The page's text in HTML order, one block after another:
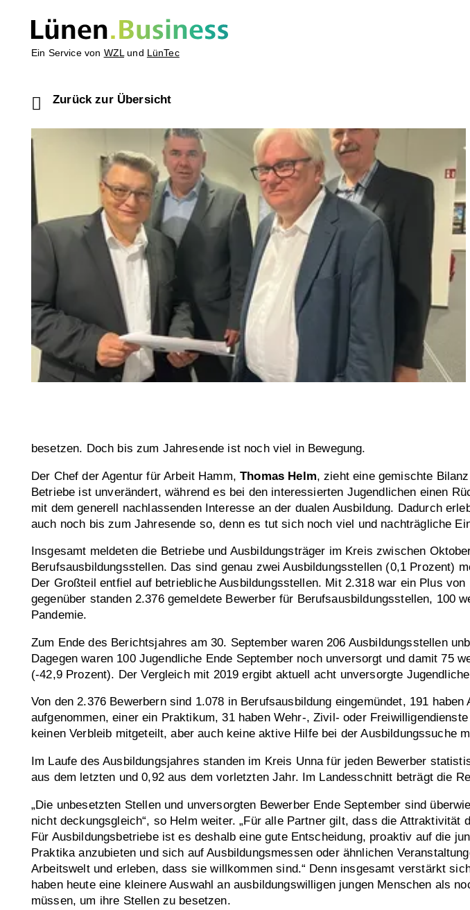
Ein Service von WZL und LünTec
Zurück zur Übersicht
besetzen. Doch bis zum Jahresende ist noch viel in Bewegung.
Der Chef der Agentur für Arbeit Hamm,Thomas Helm, zieht eine gemischte
Betriebe ist unverändert, während es bei den interessierten Jugendlichen einen
mit dem generell nachlassenden Interesse an der dualen Ausbildung. Dadurch
auch noch bis zum Jahresende so, denn es tut sich noch viel und nachträgliche
Insgesamt meldeten die Betriebe und Ausbildungsträger im Kreis zwischen
Berufsausbildungsstellen. Das sind genau zwei Ausbildungsstellen (0,1 Prozent)
Der Großteil entfiel auf betriebliche Ausbildungsstellen. Mit 2.318 war ein Plus
gegenüber standen 2.376 gemeldete Bewerber für Berufsausbildungsstellen,
Pandemie.
Zum Ende des Berichtsjahres am 30. September waren 206 Ausbildungsstellen
Dagegen waren 100 Jugendliche Ende September noch unversorgt und damit 75
(-42,9 Prozent). Der Vergleich mit 2019 ergibt aktuell acht unversorgte
Von den 2.376 Bewerbern sind 1.078 in Berufsausbildung eingemündet, 191
aufgenommen, einer ein Praktikum, 31 haben Wehr-, Zivil- oder
keinen Verbleib mitgeteilt, aber auch keine aktive Hilfe bei der Ausbildungssuche
Im Laufe des Ausbildungsjahres standen im Kreis Unna für jeden Bewerber
aus dem letzten und 0,92 aus dem vorletzten Jahr. Im Landesschnitt beträgt die
„Die unbesetzten Stellen und unversorgten Bewerber Ende September sind
nicht deckungsgleich“, so Helm weiter. „Für alle Partner gilt, dass die
Für Ausbildungsbetriebe ist es deshalb eine gute Entscheidung, proaktiv auf die
Praktika anzubieten und sich auf Ausbildungsmessen oder ähnlichen
Arbeitswelt und erleben, dass sie willkommen sind.“ Denn insgesamt verstärkt
haben heute eine kleinere Auswahl an ausbildungswilligen jungen Menschen als
müssen, um ihre Stellen zu besetzen.